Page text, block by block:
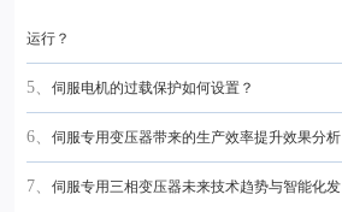
运行？
5、 伺服电机的过载保护如何设置？
6、 伺服专用变压器带来的生产效率提升效果分析
7、 伺服专用三相变压器未来技术趋势与智能化发